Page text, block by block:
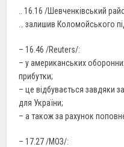
.. 16.16 /Шевченківський
… залишив Коломойського
– 16.46 /Reuters/:
– у американських
прибутки;
– це відбувається завдяки
для України;
– а також за рахунок
– 17.27 /МОЗ/: